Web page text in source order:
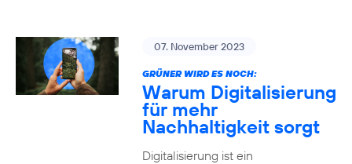
07. November 2023
GRÜNER WIRD ES NOCH:
Warum Digitalisierung
für mehr
Nachhaltigkeit sorgt
Digitalisierung ist ein